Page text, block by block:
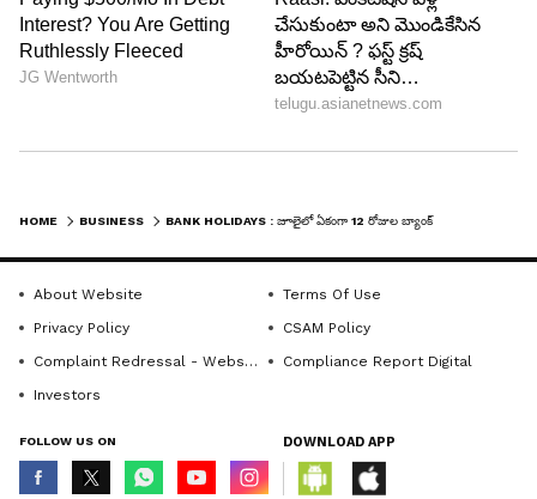
5
జూలైలో బ్యాంకులకు మొత్తం సెలవులెన్ని?
HOME BUSINESS
About Website
Terms Of Use
Privacy Policy
CSAM Policy
Complaint Redressal - Website
Compliance Report Digital
Investors
FOLLOW US ON DOWNLOAD APP